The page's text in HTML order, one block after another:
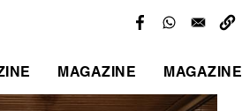
MAGAZINE MAGAZINE